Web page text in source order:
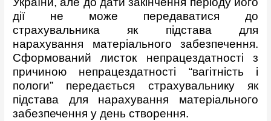
дії не може передаватися до
страхувальника як підстава для
нарахування матеріального забезпечення.
Сформований листок непрацездатності з
причиною непрацездатності “вагітність і
пологи” передається страхувальнику як
підстава для нарахування матеріального
забезпечення у день створення.